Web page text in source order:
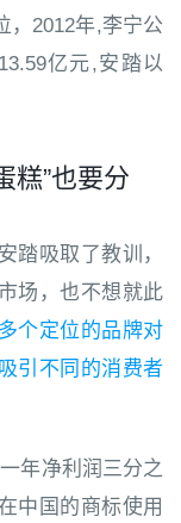
，2012年,李宁公
亿元,安踏以
糕”也要分
踏吸取了教训，
场，也不想就此
个定位的品牌对
引不同的消费者
年净利润三分之
中国的商标使用